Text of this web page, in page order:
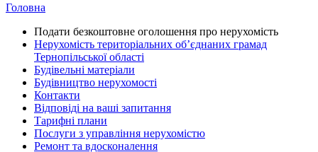
Головна
Подати безкоштовне оголошення про нерухомість
Нерухомість територіальних об’єднаних грамад
Тернопільської області
Будівельні матеріали
Будівництво нерухомості
Контакти
Відповіді на ваші запитання
Тарифні плани
Послуги з управління нерухомістю
Ремонт та вдосконалення